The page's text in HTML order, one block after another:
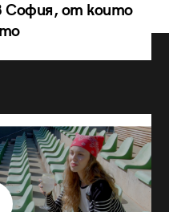
София, от които